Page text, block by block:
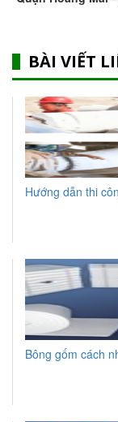
BÀI VIẾT
Hướng dẫn thi
Bông gốm cách